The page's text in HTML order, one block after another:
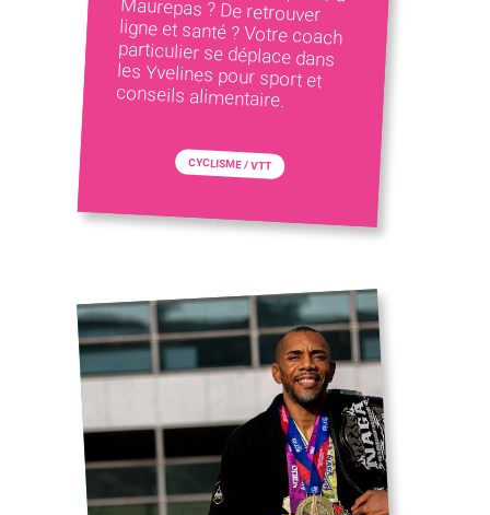
conseils alimentaire.
CYCLISME / VTT